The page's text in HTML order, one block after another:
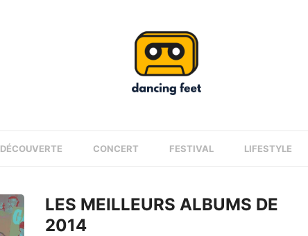
DÉCOUVERTE CONCERT FESTIVAL LIFESTYLE
LES MEILLEURS ALBUMS DE
2014